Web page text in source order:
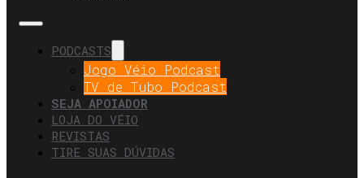
PODCASTS
Jogo Véio Podcast
TV de Tubo Podcast
SEJA APOIADOR
LOJA DO VÉIO
REVISTAS
TIRE SUAS DÚVIDAS